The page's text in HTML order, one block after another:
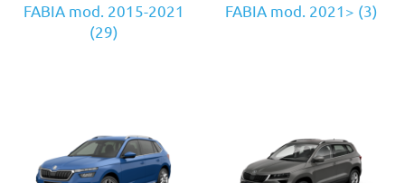
FABIA mod. 2015-2021
(29)
FABIA mod. 2021> (3)